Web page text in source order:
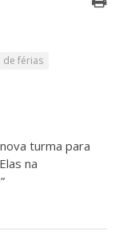
de férias
turma para
na